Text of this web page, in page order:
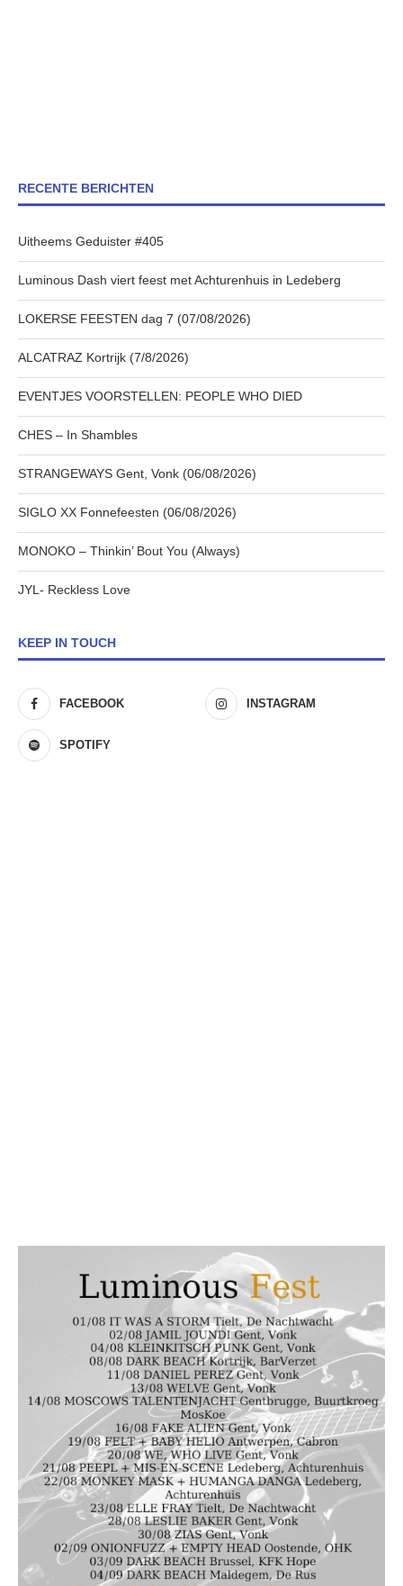
RECENTE BERICHTEN
Uitheems Geduister #405
Luminous Dash viert feest met Achturenhuis in Ledeberg
LOKERSE FEESTEN dag 7 (07/08/2026)
ALCATRAZ Kortrijk (7/8/2026)
EVENTJES VOORSTELLEN: PEOPLE WHO DIED
CHES – In Shambles
STRANGEWAYS Gent, Vonk (06/08/2026)
SIGLO XX Fonnefeesten (06/08/2026)
MONOKO – Thinkin’ Bout You (Always)
JYL- Reckless Love
KEEP IN TOUCH
FACEBOOK INSTAGRAM
SPOTIFY